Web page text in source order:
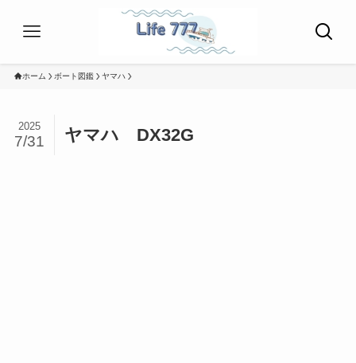
ホーム ボート図鑑 ヤマハ
ヤマハ DX32G
2025
7/31